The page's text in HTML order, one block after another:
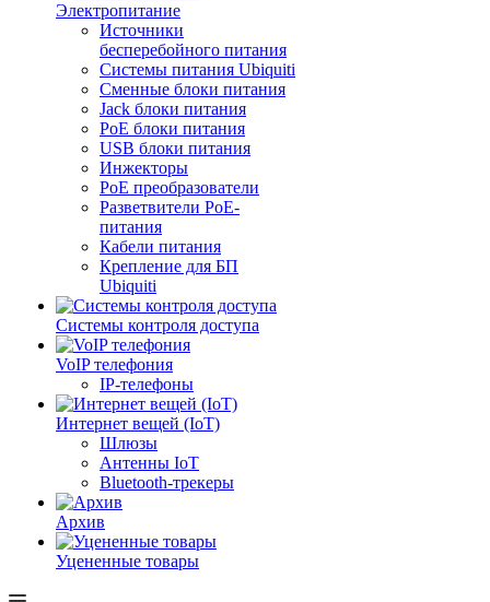
Электропитание
Источники
бесперебойного питания
Системы питания Ubiquiti
Сменные блоки питания
Jack блоки питания
PoE блоки питания
USB блоки питания
Инжекторы
PoE преобразователи
Разветвители PoE-
питания
Кабели питания
Крепление для БП
Ubiquiti
Системы контроля доступа
VoIP телефония
IP-телефоны
Интернет вещей (IoT)
Шлюзы
Антенны IoT
Bluetooth-трекеры
Архив
Уцененные товары